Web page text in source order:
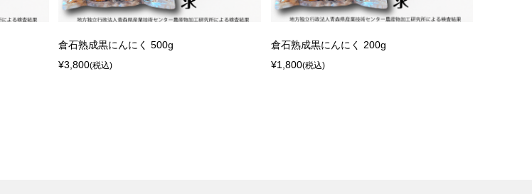
倉石熟成黒にんにく 500g
¥3,800(税込)
倉石熟成黒にんにく 200g
¥1,800(税込)